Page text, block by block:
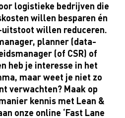
logistieke bedrijven die
willen besparen én
willen reduceren.
planner (data-
(of CSR) of
heb je interesse in het
maar weet je niet zo
verwachten? Maak op
kennis met Lean &
onze online ‘Fast Lane